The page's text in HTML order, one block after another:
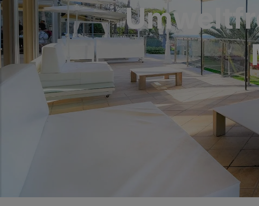
SAN AGUSTÍN
Bull Costa Canaria & Spa
PUERTO RICO
Sunset Suites by Bull